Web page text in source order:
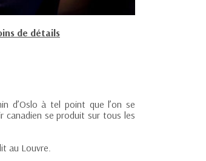
de détails
d’Oslo à tel point que l’on se
canadien se produit sur tous les
au Louvre.